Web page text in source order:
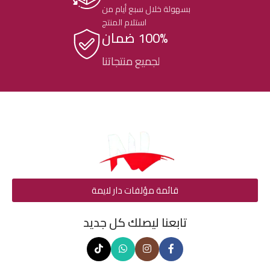
بسهولة خلال سبع أيام من
استلام المنتج
100% ضمان
لجميع منتجاتنا
قائمة مؤلفات دار لايمة
تابعنا ليصلك كل جديد